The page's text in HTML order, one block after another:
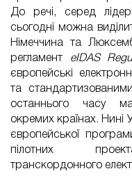
До речі, серед
сьогодні можна
Німеччина та
регламент eIDAS
європейські
та
останнього часу
окремих країнах. Нині
європейської
пілотних
транскордонного